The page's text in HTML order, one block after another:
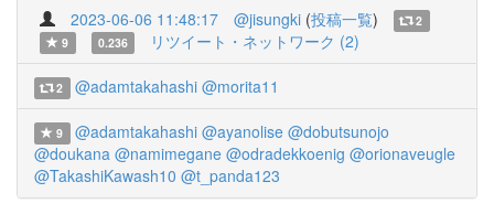
2023-06-06 11:48:17 @jisungki (投稿一覧)
2
9
0.236 リツイート・ネットワーク (2)
2 @adamtakahashi @morita11
9 @adamtakahashi @ayanolise @dobutsunojo
@doukana @namimegane @odradekkoenig @orionaveugle
@TakashiKawash10 @t_panda123